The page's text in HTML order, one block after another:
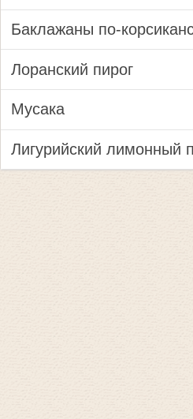
Баклажаны по-
Лоранский пирог
Мусака
Лигурийский лимонный